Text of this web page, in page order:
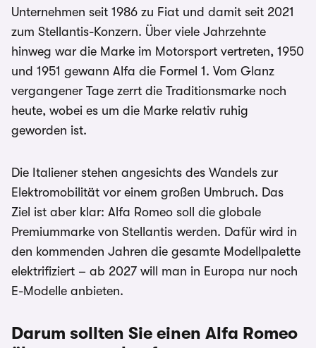
Unternehmen seit 1986 zu Fiat und damit seit 2021
zum Stellantis-Konzern. Über viele Jahrzehnte
hinweg war die Marke im Motorsport vertreten, 1950
und 1951 gewann Alfa die Formel 1. Vom Glanz
vergangener Tage zerrt die Traditionsmarke noch
heute, wobei es um die Marke relativ ruhig
geworden ist.
Die Italiener stehen angesichts des Wandels zur
Elektromobilität vor einem großen Umbruch. Das
Ziel ist aber klar: Alfa Romeo soll die globale
Premiummarke von Stellantis werden. Dafür wird in
den kommenden Jahren die gesamte Modellpalette
elektrifiziert – ab 2027 will man in Europa nur noch
E-Modelle anbieten.
Darum sollten Sie einen Alfa Romeo